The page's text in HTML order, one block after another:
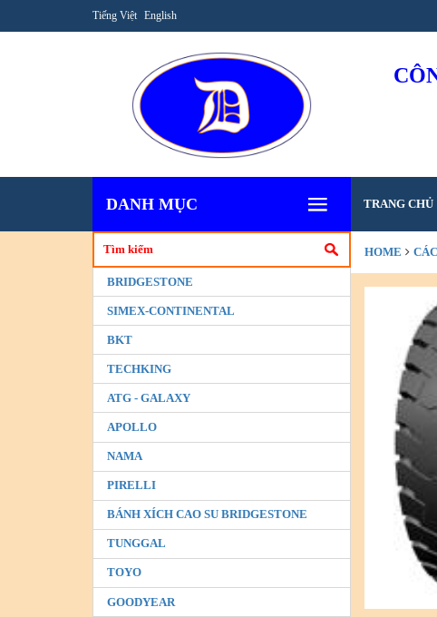
Tiếng Việt English
DANH MỤC TRANG CHỦ
BRIDGESTONE
SIMEX-CONTINENTAL
BKT
TECHKING
ATG - GALAXY
APOLLO
NAMA
PIRELLI
BÁNH XÍCH CAO SU BRIDGESTONE
TUNGGAL
TOYO
GOODYEAR
HOME